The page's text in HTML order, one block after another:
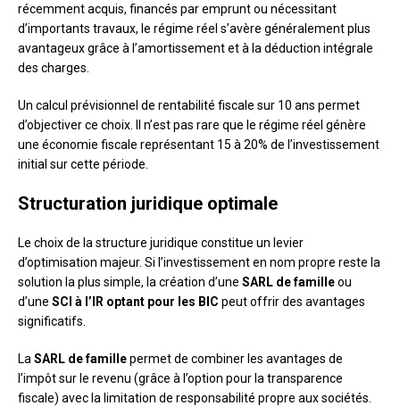
récemment acquis, financés par emprunt ou nécessitant
d’importants travaux, le régime réel s’avère généralement plus
avantageux grâce à l’amortissement et à la déduction intégrale
des charges.
Un calcul prévisionnel de rentabilité fiscale sur 10 ans permet
d’objectiver ce choix. Il n’est pas rare que le régime réel génère
une économie fiscale représentant 15 à 20% de l’investissement
initial sur cette période.
Structuration juridique optimale
Le choix de la structure juridique constitue un levier
d’optimisation majeur. Si l’investissement en nom propre reste la
solution la plus simple, la création d’une SARL de familleou
d’une SCI à l’IR optant pour les BIC peut offrir des avantages
significatifs.
La SARL de famillepermet de combiner les avantages de
l’impôt sur le revenu (grâce à l’option pour la transparence
fiscale) avec la limitation de responsabilité propre aux sociétés.